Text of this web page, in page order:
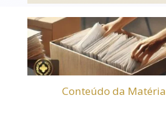
Conteúdo da Matéria